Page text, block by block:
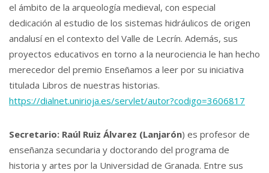
el ámbito de la arqueología medieval, con especial
dedicación al estudio de los sistemas hidráulicos de origen
andalusí en el contexto del Valle de Lecrín. Además, sus
proyectos educativos en torno a la neurociencia le han hecho
merecedor del premio Enseñamos a leer por su iniciativa
titulada Libros de nuestras historias.
https://dialnet.unirioja.es/servlet/autor?codigo=3606817
Secretario: Raúl Ruiz Álvarez (Lanjarón) es profesor de
enseñanza secundaria y doctorando del programa de
historia y artes por la Universidad de Granada. Entre sus